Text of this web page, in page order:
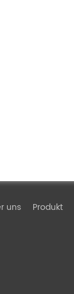
uns Produkt